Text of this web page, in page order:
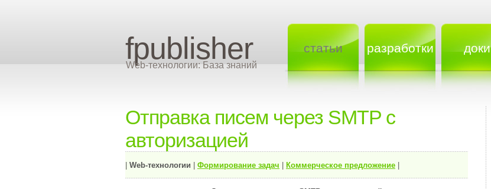
fpublisher
Web-технологии: База знаний
статьи разработки доки
Отправка писем через SMTP с
авторизацией
Web-технологии Формирование задач Коммерческое предложение